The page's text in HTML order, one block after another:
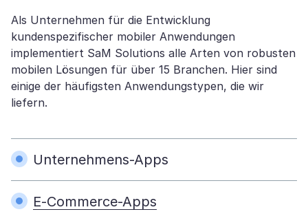
Als Unternehmen für die Entwicklung
kundenspezifischer mobiler Anwendungen
implementiert SaM Solutions alle Arten von robusten
mobilen Lösungen für über 15 Branchen. Hier sind
einige der häufigsten Anwendungstypen, die wir
liefern.
Unternehmens-Apps
E-Commerce-Apps